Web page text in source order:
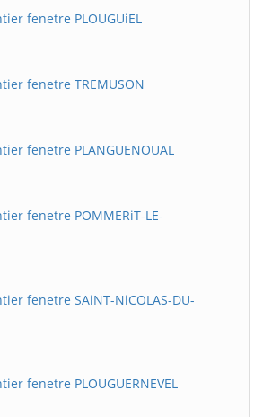
fenetre PLOUGUiEL
fenetre TREMUSON
fenetre PLANGUENOUAL
fenetre POMMERiT-LE-
fenetre SAiNT-NiCOLAS-DU-
fenetre PLOUGUERNEVEL